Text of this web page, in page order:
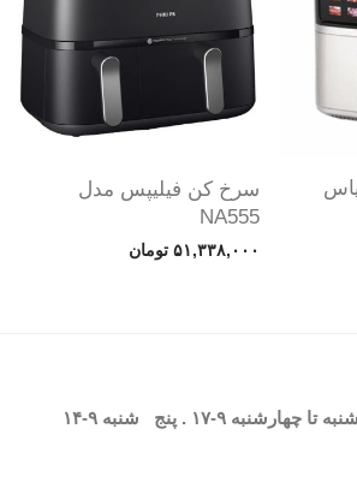
سرخ کن فیلیپس مدل
NA555
۵۱,۳۳۸,۰۰۰ تومان
تا چهارشنبه ۹-۱۷ . پنج شنبه ۹-۱۴